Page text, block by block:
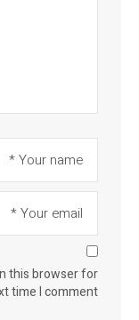
this browser for
time I comment.